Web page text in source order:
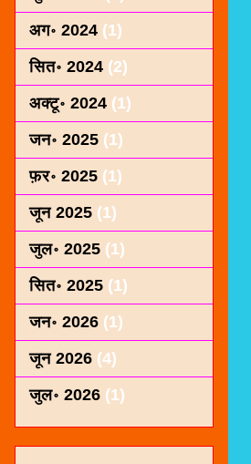
अग॰ 2024 (1)
सित॰ 2024 (2)
अक्टू॰ 2024 (1)
जन॰ 2025 (1)
फ़र॰ 2025 (1)
जून 2025 (1)
जुल॰ 2025 (1)
सित॰ 2025 (1)
जन॰ 2026 (1)
जून 2026 (4)
जुल॰ 2026 (1)